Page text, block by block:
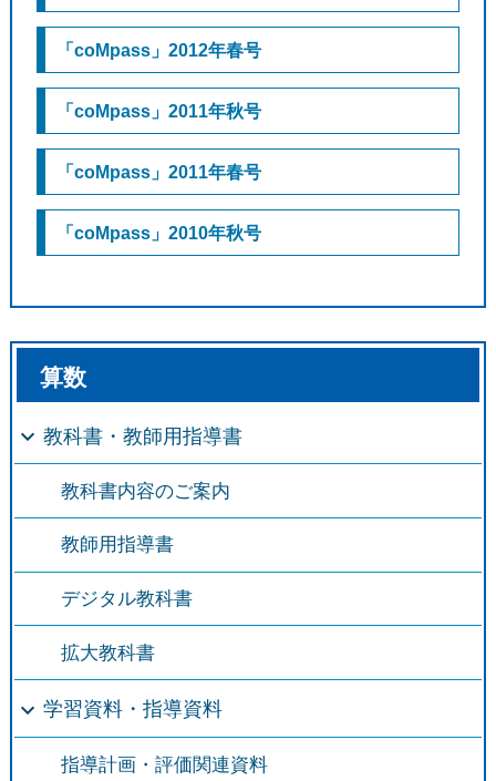
「coMpass」2012年春号
「coMpass」2011年秋号
「coMpass」2011年春号
「coMpass」2010年秋号
算数
教科書・教師用指導書
教科書内容のご案内
教師用指導書
デジタル教科書
拡大教科書
学習資料・指導資料
指導計画・評価関連資料